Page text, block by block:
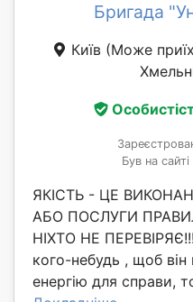
Бригада
Київ (Може
Був на
ЯКІСТЬ - ЦЕ
АБО ПОСЛУГИ
НІХТО НЕ
кого-небудь , щоб він
енергію для справи,